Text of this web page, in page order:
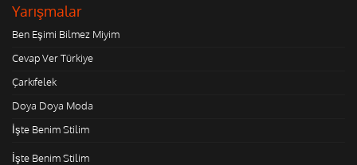
Yarışmalar
Ben Eşimi Bilmez Miyim
Cevap Ver Türkiye
Çarkıfelek
Doya Doya Moda
İşte Benim Stilim
İşte Benim Stilim